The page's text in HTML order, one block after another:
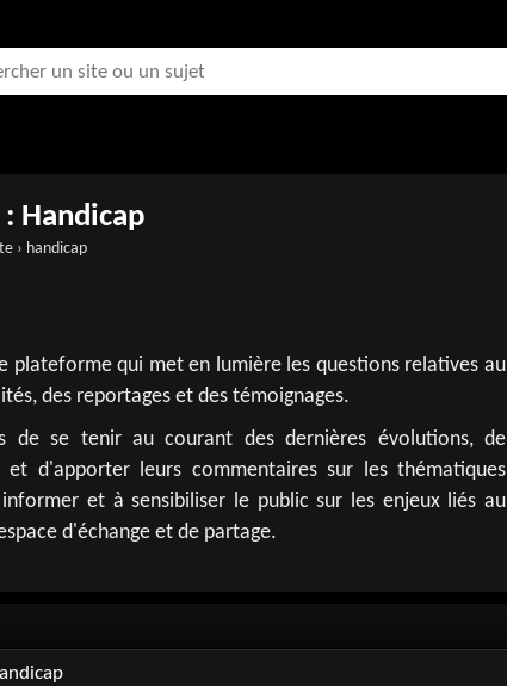
Handicap
› handicap
plateforme qui met en lumière les questions relatives au
des reportages et des témoignages.
de se tenir au courant des dernières évolutions, de
et d'apporter leurs commentaires sur les thématiques
et à sensibiliser le public sur les enjeux liés au
d'échange et de partage.